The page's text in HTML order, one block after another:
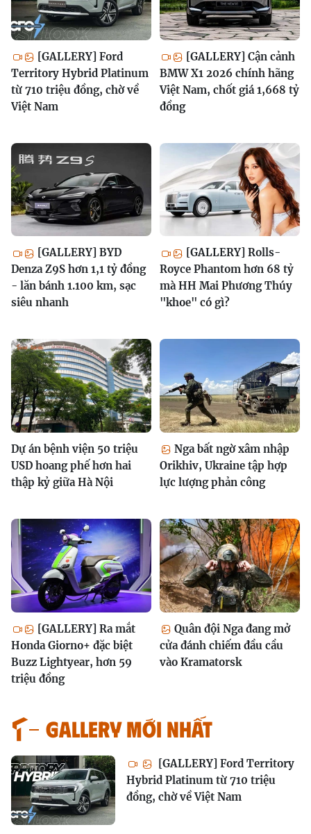
[GALLERY] Ford
Territory Hybrid Platinum
từ 710 triệu đồng, chờ về
Việt Nam
[GALLERY] Cận cảnh
BMW X1 2026 chính hãng
Việt Nam, chốt giá 1,668 tỷ
đồng
[GALLERY] BYD
Denza Z9S hơn 1,1 tỷ đồng
- lăn bánh 1.100 km, sạc
siêu nhanh
[GALLERY] Rolls-
Royce Phantom hơn 68 tỷ
mà HH Mai Phương Thúy
"khoe" có gì?
Dự án bệnh viện 50 triệu
USD hoang phế hơn hai
thập kỷ giữa Hà Nội
Nga bất ngờ xâm nhập
Orikhiv, Ukraine tập hợp
lực lượng phản công
[GALLERY] Ra mắt
Honda Giorno+ đặc biệt
Buzz Lightyear, hơn 59
triệu đồng
Quân đội Nga đang mở
cửa đánh chiếm đầu cầu
vào Kramatorsk
GALLERY MỚI NHẤT
[GALLERY] Ford Territory
Hybrid Platinum từ 710 triệu
đồng, chờ về Việt Nam